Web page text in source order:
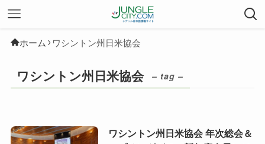
ホーム ワシントン州日米協会
ワシントン州日米協会 – tag –
ワシントン州日米協会 年次総会＆